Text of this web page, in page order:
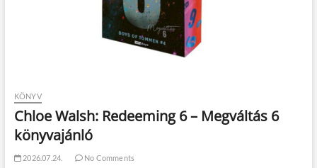
KÖNYV
Chloe Walsh: Redeeming 6 – Megváltás 6
könyvajánló
2026.07.24. No Comments